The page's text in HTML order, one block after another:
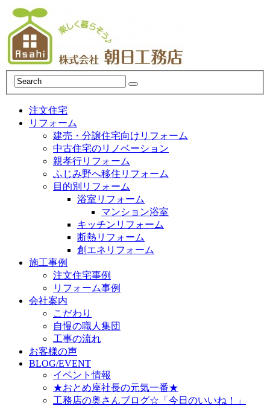
注文住宅
リフォーム
建売・分譲住宅向けリフォーム
中古住宅のリノベーション
親孝行リフォーム
ふじみ野へ移住リフォーム
目的別リフォーム
浴室リフォーム
マンション浴室
キッチンリフォーム
断熱リフォーム
創エネリフォーム
施工事例
注文住宅事例
リフォーム事例
会社案内
こだわり
自慢の職人集団
工事の流れ
お客様の声
BLOG/EVENT
イベント情報
★おとめ座社長の元気一番★
工務店の奥さんブログ☆「今日のいいね！」